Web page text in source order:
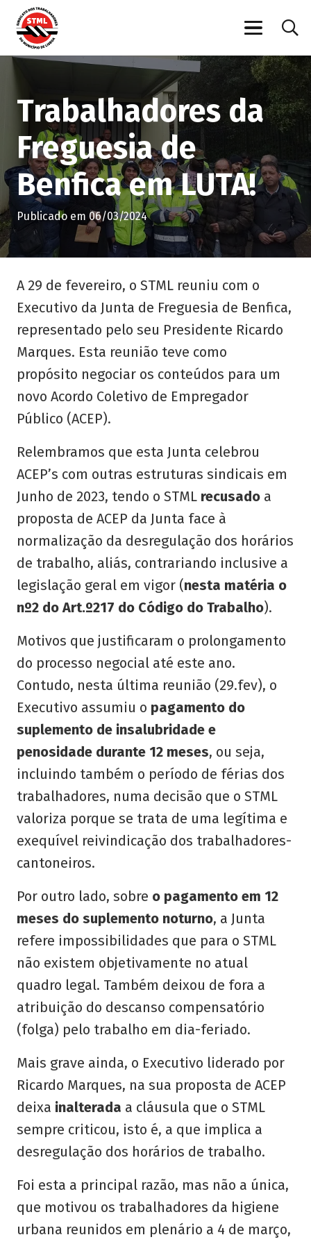
Trabalhadores da
Freguesia de
Benfica em LUTA!
Publicado em 06/03/2024
A 29 de fevereiro, o STML reuniu com o
Executivo da Junta de Freguesia de Benfica,
representado pelo seu Presidente Ricardo
Marques. Esta reunião teve como
propósito negociar os conteúdos para um
novo Acordo Coletivo de Empregador
Público (ACEP).
Relembramos que esta Junta celebrou
ACEP’s com outras estruturas sindicais em
Junho de 2023, tendo o STML recusado a
proposta de ACEP da Junta face à
normalização da desregulação dos horários
de trabalho, aliás, contrariando inclusive a
legislação geral em vigor (nesta matéria o
nº2 do Art.º217 do Código do Trabalho).
Motivos que justificaram o prolongamento
do processo negocial até este ano.
Contudo, nesta última reunião (29.fev), o
Executivo assumiu o pagamento do
suplemento de insalubridade e
penosidade durante 12 meses, ou seja,
incluindo também o período de férias dos
trabalhadores, numa decisão que o STML
valoriza porque se trata de uma legítima e
exequível reivindicação dos trabalhadores-
cantoneiros.
Por outro lado, sobre o pagamento em 12
meses do suplemento noturno, a Junta
refere impossibilidades que para o STML
não existem objetivamente no atual
quadro legal. Também deixou de fora a
atribuição do descanso compensatório
(folga) pelo trabalho em dia-feriado.
Mais grave ainda, o Executivo liderado por
Ricardo Marques, na sua proposta de ACEP
deixa inalterada a cláusula que o STML
sempre criticou, isto é, a que implica a
desregulação dos horários de trabalho.
Foi esta a principal razão, mas não a única,
que motivou os trabalhadores da higiene
urbana reunidos em plenário a 4 de março,